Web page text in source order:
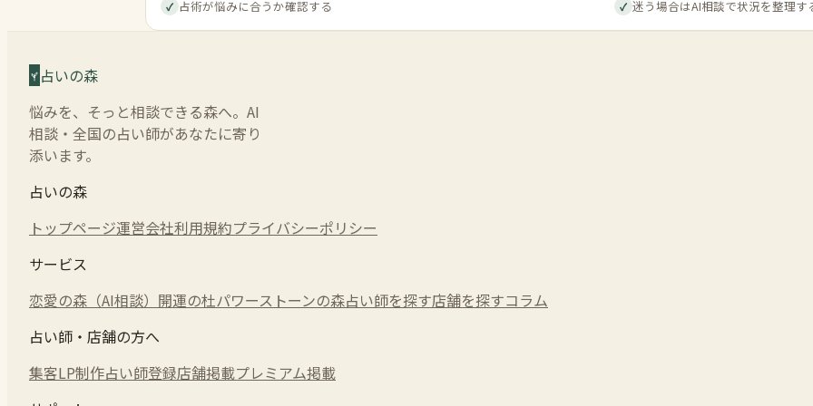
✓ 占術が悩みに合うか確認する ✓ 迷う場合はAI相談で状況を整理す
占いの森
悩みを、そっと相談できる森へ。AI
相談・全国の占い師があなたに寄り
添います。
占いの森
トップページ運営会社利用規約プライバシーポリシー
サービス
恋愛の森（AI相談） 開運の杜パワーストーンの森占い師を探す店舗を探すコラム
占い師・店舗の方へ
集客LP制作占い師登録店舗掲載プレミアム掲載